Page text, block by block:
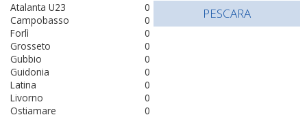
0
Atalanta U23
0
Campobasso
0
Forlì
0
Grosseto
0
Gubbio
0
Guidonia
0
Latina
0
Livorno
0
Ostiamare
PESCARA